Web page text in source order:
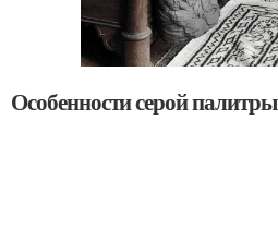
Особенности серой палитры